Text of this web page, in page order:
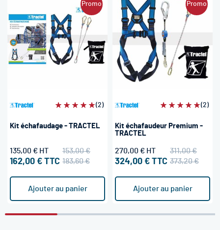
Promo
Évaluation:(2)
Kit échafaudage - TRACTEL
162,00 €
135,00 €
183,60 €
153,00 €
Ajouter au panier
Promo
Évaluation:(2)
Kit échafaudeur Premium -
TRACTEL
324,00 €
270,00 €
373,20 €
311,00 €
Ajouter au panier